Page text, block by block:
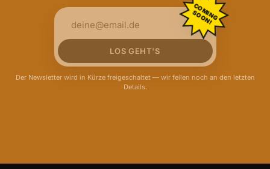
LOS GEHT'S
COMING
SOON!
Der Newsletter wird in Kürze freigeschaltet — wir feilen noch an den letzten
Details.